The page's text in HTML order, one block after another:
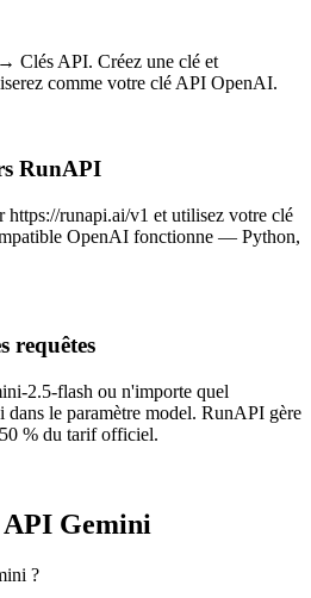
Clés API. Créez une clé et
comme votre clé API OpenAI.
RunAPI
https://runapi.ai/v1 et utilisez votre clé
OpenAI fonctionne — Python,
requêtes
2.5-flash ou n'importe quel
le paramètre model. RunAPI gère
% du tarif officiel.
Gemini
?